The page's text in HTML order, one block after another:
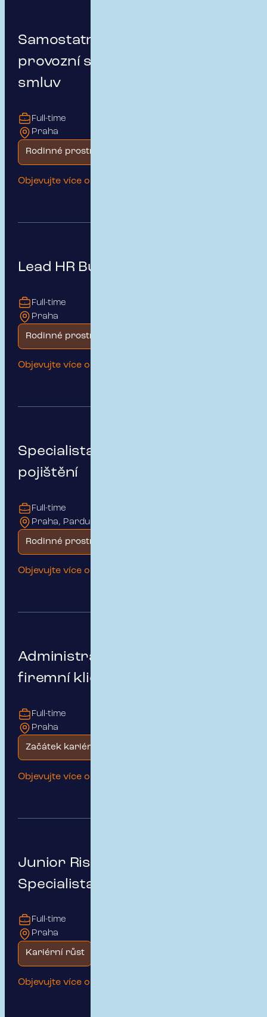
Samostatný/á specialista/ka
provozní správy pojistných
smluv
Full-time
Praha
Objevujte více o této pozici
Rodinné prostředí
Lead HR Business Partner
Full-time
Praha
Objevujte více o této pozici
Rodinné prostředí
Specialista na podnikatelské
pojištění
Full-time
Praha, Pardubice
Objevujte více o této pozici
Rodinné prostředí
Administrativní podpora pro
firemní klienty
Full-time
Praha
Objevujte více o této pozici
Začátek kariéry
Junior Risk & Insurance
Specialista | Public & Medical
Full-time
Praha
Objevujte více o této pozici
Kariérní růst